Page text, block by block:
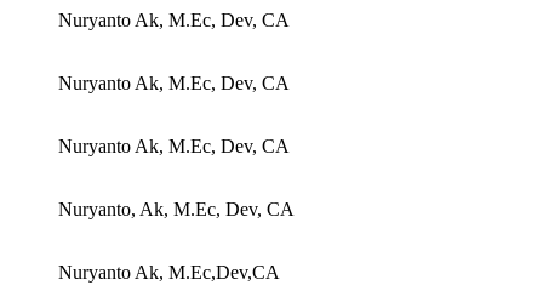
Nuryanto Ak, M.Ec, Dev, CA
Nuryanto Ak, M.Ec, Dev, CA
Nuryanto Ak, M.Ec, Dev, CA
Nuryanto, Ak, M.Ec, Dev, CA
Nuryanto Ak, M.Ec,Dev,CA